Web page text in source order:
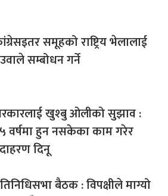
समूहको राष्ट्रिय भेलालाई
सम्बोधन गर्ने
खुश्बु ओलीको सुझाव :
वर्षमा हुन नसकेका काम गरेर
दिनू
बैठक : विपक्षीले माग्यो